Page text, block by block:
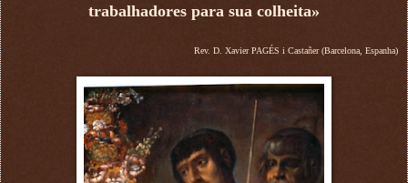
trabalhadores para sua colheita»
Rev. D. Xavier PAGÉS i Castañer (Barcelona, Espanha)